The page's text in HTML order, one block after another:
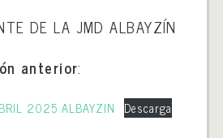
DE LA JMD ALBAYZÍN
anterior:
2025 ALBAYZIN Descarga